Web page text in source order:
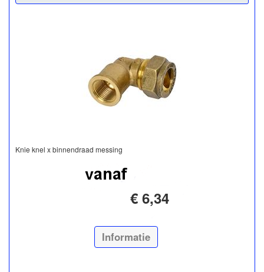
Knie knel x binnendraad messing
€ 6,34
Informatie